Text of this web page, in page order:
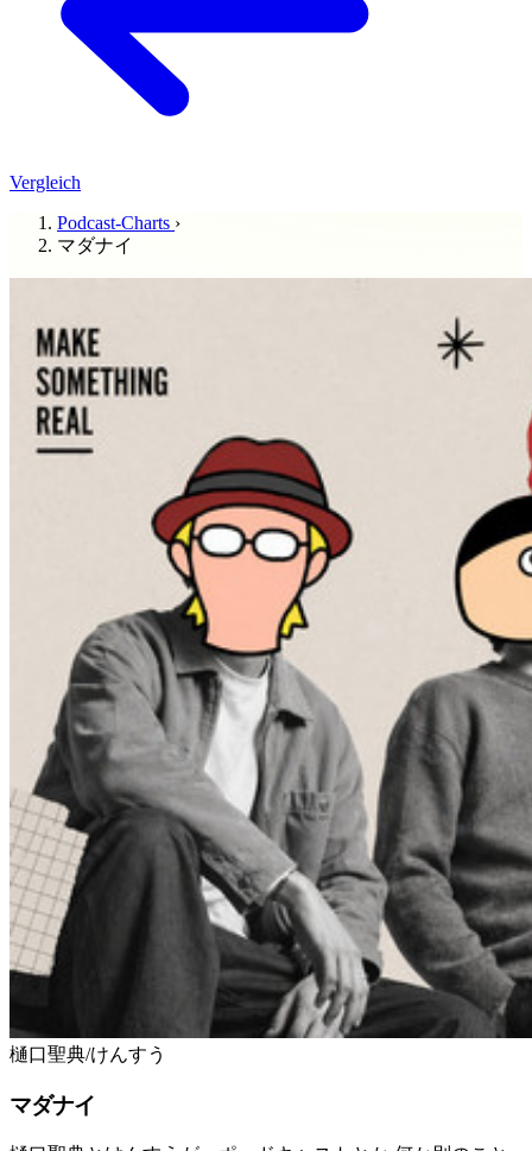
Vergleich
Podcast-Charts ›
マダナイ
樋口聖典/けんすう
マダナイ